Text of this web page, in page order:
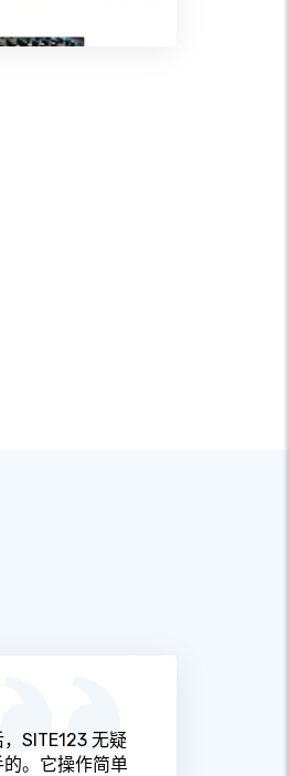
SITE123 无疑
。它操作简单